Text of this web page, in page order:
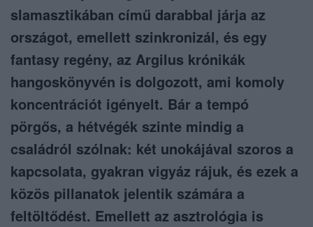
slamasztikában című darabbal járja az
országot, emellett szinkronizál, és egy
fantasy regény, az Argilus krónikák
hangoskönyvén is dolgozott, ami komoly
koncentrációt igényelt. Bár a tempó
pörgős, a hétvégék szinte mindig a
családról szólnak: két unokájával szoros a
kapcsolata, gyakran vigyáz rájuk, és ezek a
közös pillanatok jelentik számára a
feltöltődést. Emellett az asztrológia is